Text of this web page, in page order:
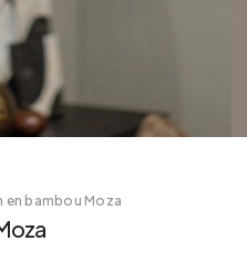
en bambou Moza